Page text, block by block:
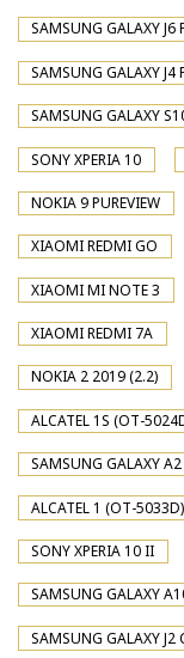
SAMSUNG GALAXY J6
SAMSUNG GALAXY J4
SAMSUNG GALAXY
SONY XPERIA 10
NOKIA 9 PUREVIEW
XIAOMI REDMI GO
XIAOMI MI NOTE 3
XIAOMI REDMI 7A
NOKIA 2 2019 (2.2)
ALCATEL 1S (OT-
SAMSUNG GALAXY
ALCATEL 1 (OT-5033D)
SONY XPERIA 10 II
SAMSUNG GALAXY
SAMSUNG GALAXY J2